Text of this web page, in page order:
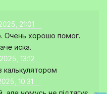
21:01
Очень хорошо помог.
иска.
13:12
10:31